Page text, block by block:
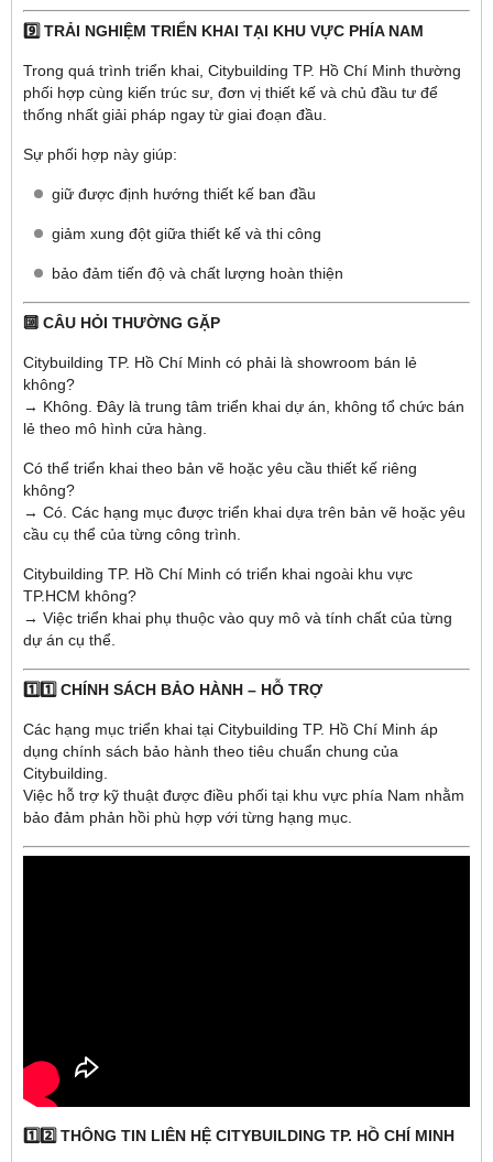
9️⃣ TRẢI NGHIỆM TRIỂN KHAI TẠI KHU VỰC PHÍA NAM
Trong quá trình triển khai, Citybuilding TP. Hồ Chí Minh thường
phối hợp cùng kiến trúc sư, đơn vị thiết kế và chủ đầu tư để
thống nhất giải pháp ngay từ giai đoạn đầu.
Sự phối hợp này giúp:
giữ được định hướng thiết kế ban đầu
giảm xung đột giữa thiết kế và thi công
bảo đảm tiến độ và chất lượng hoàn thiện
🔟 CÂU HỎI THƯỜNG GẶP
Citybuilding TP. Hồ Chí Minh có phải là showroom bán lẻ
không?
→ Không. Đây là trung tâm triển khai dự án, không tổ chức bán
lẻ theo mô hình cửa hàng.
Có thể triển khai theo bản vẽ hoặc yêu cầu thiết kế riêng
không?
→ Có. Các hạng mục được triển khai dựa trên bản vẽ hoặc yêu
cầu cụ thể của từng công trình.
Citybuilding TP. Hồ Chí Minh có triển khai ngoài khu vực
TP.HCM không?
→ Việc triển khai phụ thuộc vào quy mô và tính chất của từng
dự án cụ thể.
1️⃣1️⃣ CHÍNH SÁCH BẢO HÀNH – HỖ TRỢ
Các hạng mục triển khai tại Citybuilding TP. Hồ Chí Minh áp
dụng chính sách bảo hành theo tiêu chuẩn chung của
Citybuilding.
Việc hỗ trợ kỹ thuật được điều phối tại khu vực phía Nam nhằm
bảo đảm phản hồi phù hợp với từng hạng mục.
1️⃣2️⃣ THÔNG TIN LIÊN HỆ CITYBUILDING TP. HỒ CHÍ MINH